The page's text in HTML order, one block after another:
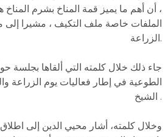
، أن أهم ما يميز قمة المناخ بشرم
الملفات خاصة ملف التكيف ، مشيرا إلى
الزراعة.
جاء ذلك خلال كلمته التي ألقاها بجلسة
الطوعية في إطار فعاليات يوم الزراعة
الشيخ .
وخلال كلمته، أشار محيي الدين إلى